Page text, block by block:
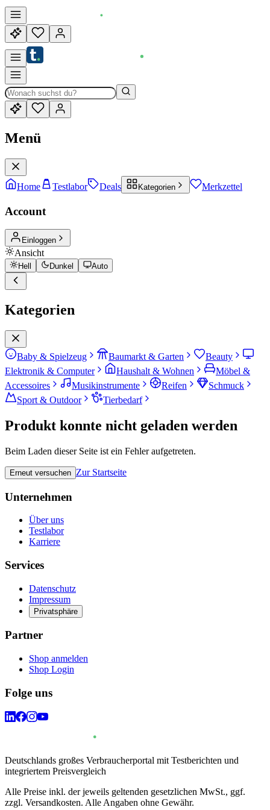
Menü
Home Testlabor Deals Kategorien Merkzettel
Account
Einloggen
Ansicht
Hell Dunkel Auto
Kategorien
Baby & Spielzeug Baumarkt & Garten
Beauty
Elektronik & Computer
Haushalt & Wohnen
Möbel &
Accessoires
Musikinstrumente Reifen
Schmuck
Sport & Outdoor
Tierbedarf
Produkt konnte nicht geladen werden
Beim Laden dieser Seite ist ein Fehler aufgetreten.
Erneut versuchen Zur Startseite
Unternehmen
Über uns
Testlabor
Karriere
Services
Datenschutz
Impressum
Privatsphäre
Partner
Shop anmelden
Shop Login
Folge uns
Deutschlands großes Verbraucherportal mit Testberichten und
integriertem Preisvergleich
Alle Preise inkl. der jeweils geltenden gesetzlichen MwSt., ggf.
zzgl. Versandkosten. Alle Angaben ohne Gewähr.